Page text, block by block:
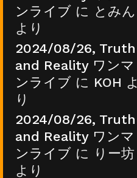
ンライブ に とみん
より
2024/08/26, Truth
and Reality ワンマ
ンライブ に KOH よ
り
2024/08/26, Truth
and Reality ワンマ
ンライブ に りー坊
より